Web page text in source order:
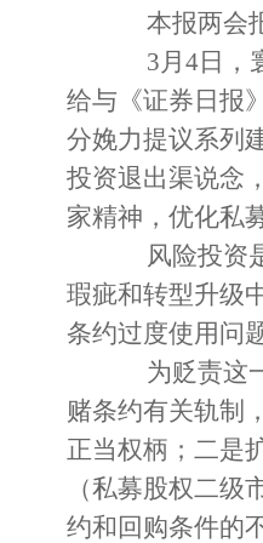
本报两会报
3月4日，寰
给与《证券日报
分娩力提议系列
投资退出渠说念
家精神，优化私
风险投资是
瑕疵和转型升级
条约过度使用问
为贬责这一
赌条约有关轨制
正当权柄；二是
（私募股权二
约和回购条件的